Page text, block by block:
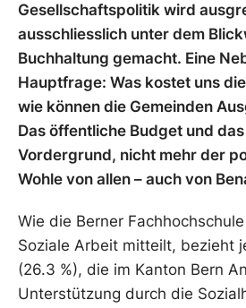
Gesellschaftspolitik wird
ausschliesslich unter dem
Buchhaltung gemacht. Eine
Hauptfrage: Was kostet uns
wie können die Gemeinden
Das öffentliche Budget und
Vordergrund, nicht mehr der
Wohle von allen – auch von
Wie die Berner
Soziale Arbeit mitteilt, bezieht
(26.3 %), die im Kanton Bern
Unterstützung durch die